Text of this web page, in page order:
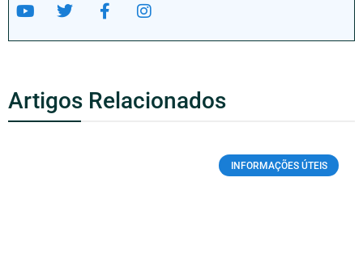
Artigos Relacionados
INFORMAÇÕES ÚTEIS